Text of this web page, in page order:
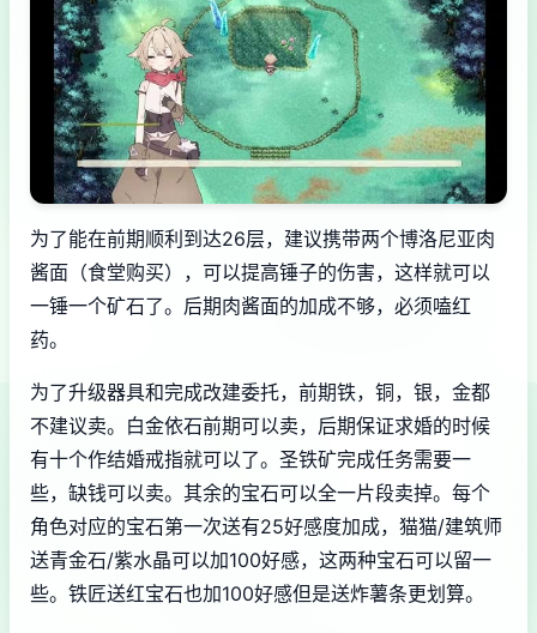
为了能在前期顺利到达26层，建议携带两个博洛尼亚肉
酱面（食堂购买），可以提高锤子的伤害，这样就可以
一锤一个矿石了。后期肉酱面的加成不够，必须嗑红
药。
为了升级器具和完成改建委托，前期铁，铜，银，金都
不建议卖。白金依石前期可以卖，后期保证求婚的时候
有十个作结婚戒指就可以了。圣铁矿完成任务需要一
些，缺钱可以卖。其余的宝石可以全一片段卖掉。每个
角色对应的宝石第一次送有25好感度加成，猫猫/建筑师
送青金石/紫水晶可以加100好感，这两种宝石可以留一
些。铁匠送红宝石也加100好感但是送炸薯条更划算。